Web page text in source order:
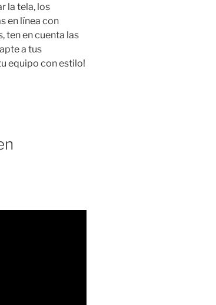
la tela, los
en línea con
ten en cuenta las
a tus
equipo con estilo!